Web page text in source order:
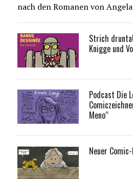
nach den Romanen von
Strich
Knigge und
Podcast Die
Meno“
Neuer